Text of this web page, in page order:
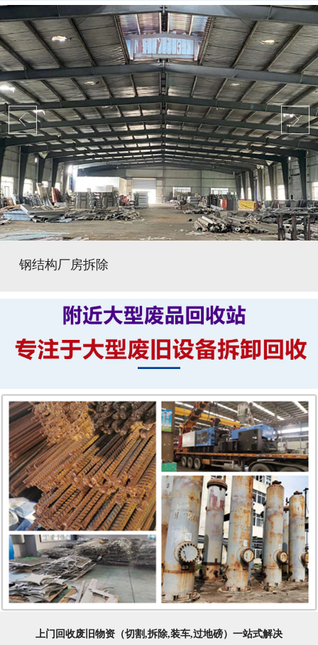
钢结构厂房拆除
上门回收废旧物资（切割,拆除,装车,过地磅）一站式解决